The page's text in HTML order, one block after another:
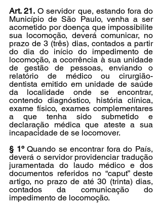
Art. 21. O servidor que, estando fora do
Município de São Paulo, venha a ser
acometido por doença que impossibilite
sua locomoção, deverá comunicar, no
prazo de 3 (três) dias, contados a partir
do dia do início do impedimento de
locomoção, a ocorrência à sua unidade
de gestão de pessoas, enviando o
relatório de médico ou cirurgião-
dentista emitido em unidade de saúde
da localidade onde se encontrar,
contendo diagnóstico, história clínica,
exame físico, exames complementares
a que tenha sido submetido e
declaração médica que ateste a sua
incapacidade de se locomover.
§ 1º Quando se encontrar fora do País,
deverá o servidor providenciar tradução
juramentada do laudo médico e dos
documentos referidos no “caput” deste
artigo, no prazo de até 30 (trinta) dias,
contados da comunicação do
impedimento de locomoção.